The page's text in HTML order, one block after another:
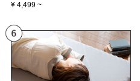
¥ 4,499 ~